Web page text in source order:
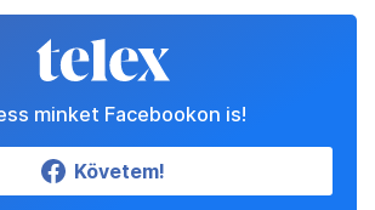
minket Facebookon is!
Követem!